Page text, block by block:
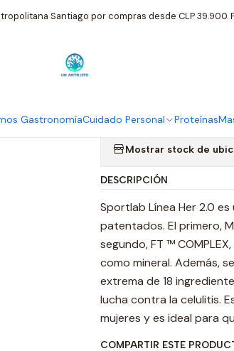
GastronomíaCuidado Personal Proteínas
Santiago por compras desde CLP 39.900.
Fat For Her 2.0 - 120 Caps, Sl Sabor Sin Sabor
Mostrar stock de
DESCRIPCIÓN
Sportlab Línea Her 2.0
patentados. El primero,
segundo, FT ™
como mineral. Además,
extrema de 18
lucha contra la celulitis.
mujeres y es ideal para
COMPARTIR ESTE